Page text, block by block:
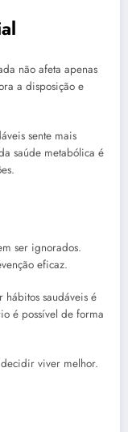
não afeta apenas
a disposição e
sente mais
saúde metabólica é
ser ignorados.
eficaz.
hábitos saudáveis é
é possível de forma
viver melhor.